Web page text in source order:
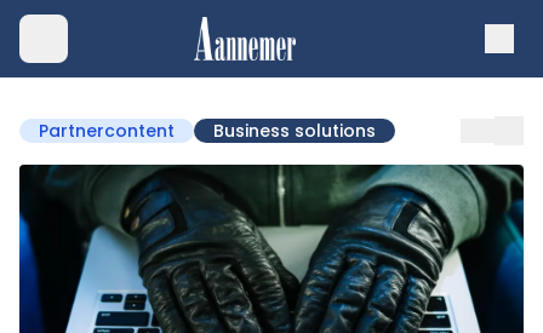
Partnercontent Business solutions